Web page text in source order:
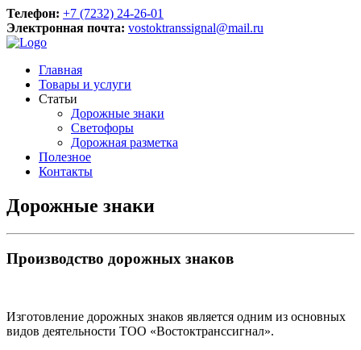
Телефон: +7 (7232) 24-26-01
Электронная почта: vostoktranssignal@mail.ru
Главная
Товары и услуги
Статьи
Дорожные знаки
Светофоры
Дорожная разметка
Полезное
Контакты
Дорожные знаки
Производство дорожных знаков
Изготовление дорожных знаков является одним из основных
видов деятельности ТОО «Востоктранссигнал».